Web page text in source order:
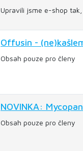
Upravili jsme e-shop
Offusin -
Obsah pouze pro členy
NOVINKA: Mycopan
Obsah pouze pro členy